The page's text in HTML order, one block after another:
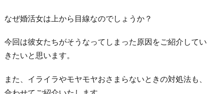
なぜ婚活女は上から目線なのでしょうか？
今回は彼女たちがそうなってしまった原因をご紹介してい
きたいと思います。
また、イライラやモヤモヤおさまらないときの対処法も、